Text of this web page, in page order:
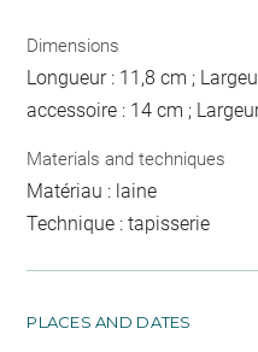
Dimensions
Longueur : 11,8 cm ;
accessoire : 14 cm ;
Materials and techniques
Matériau : laine
Technique : tapisserie
PLACES AND DATES